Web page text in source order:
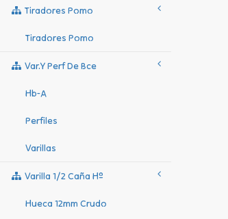
Tiradores Pomo
Tiradores Pomo
Var.y Perf De Bce
Hb-A
Perfiles
Varillas
Varilla 1/2 Caña Hº
Hueca 12mm Crudo